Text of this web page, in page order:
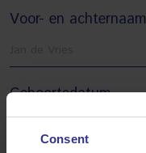
Consent
Voor- en achternaam
Geboortedatum